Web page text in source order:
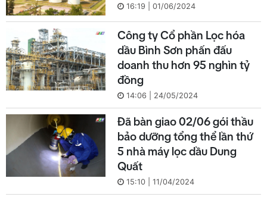
16:19 | 01/06/2024
Công ty Cổ phần Lọc hóa
dầu Bình Sơn phấn đấu
doanh thu hơn 95 nghìn tỷ
đồng
14:06 | 24/05/2024
Đã bàn giao 02/06 gói thầu
bảo dưỡng tổng thể lần thứ
5 nhà máy lọc dầu Dung
Quất
15:10 | 11/04/2024